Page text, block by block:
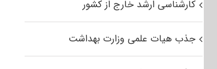
کارشناسی ارشد خارج از کشور
جذب هیات علمی وزارت بهداشت